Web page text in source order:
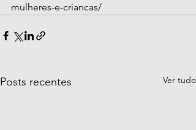
mulheres-e-criancas/
Posts recentes Ver tudo